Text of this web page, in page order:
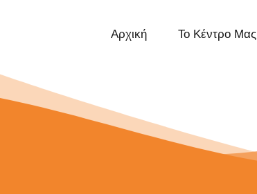
Αρχική Το Κέντρο Μας